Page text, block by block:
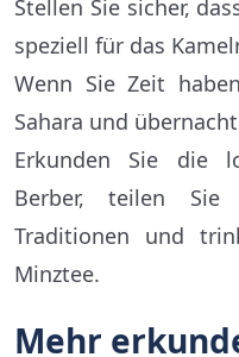
Stellen Sie sicher,
speziell für das
Wenn Sie Zeit
Sahara und
Erkunden Sie die
Berber, teilen Sie
Traditionen und
Minztee.
Mehr